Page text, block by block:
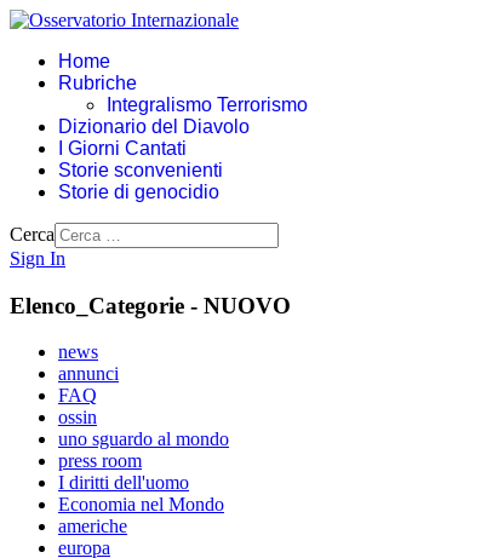
Home
Rubriche
Integralismo Terrorismo
Dizionario del Diavolo
I Giorni Cantati
Storie sconvenienti
Storie di genocidio
Cerca
Sign In
Elenco_Categorie - NUOVO
news
annunci
FAQ
ossin
uno sguardo al mondo
press room
I diritti dell'uomo
Economia nel Mondo
americhe
europa